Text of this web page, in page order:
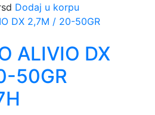
Dodaj u korpu
ALIVIO DX
50GR